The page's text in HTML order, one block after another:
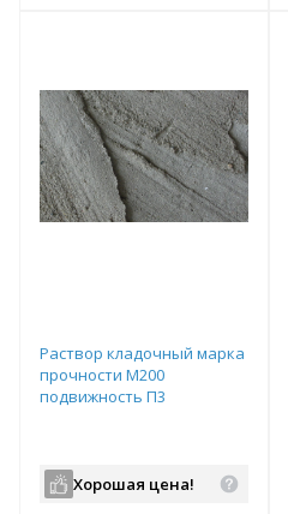
Раствор кладочный марка
прочности М200
подвижность П3
Хорошая цена!